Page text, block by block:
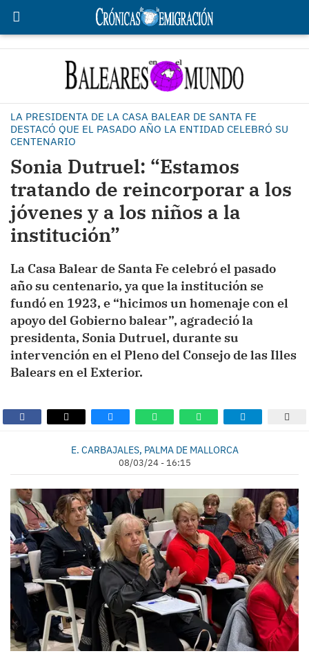
LA PRESIDENTA DE LA CASA BALEAR DE SANTA FE
DESTACÓ QUE EL PASADO AÑO LA ENTIDAD CELEBRÓ SU
CENTENARIO
Sonia Dutruel: “Estamos
tratando de reincorporar a los
jóvenes y a los niños a la
institución”
La Casa Balear de Santa Fe celebró el pasado
año su centenario, ya que la institución se
fundó en 1923, e “hicimos un homenaje con el
apoyo del Gobierno balear”, agradeció la
presidenta, Sonia Dutruel, durante su
intervención en el Pleno del Consejo de las Illes
Balears en el Exterior.
E. CARBAJALES, PALMA DE MALLORCA
08/03/24 - 16:15